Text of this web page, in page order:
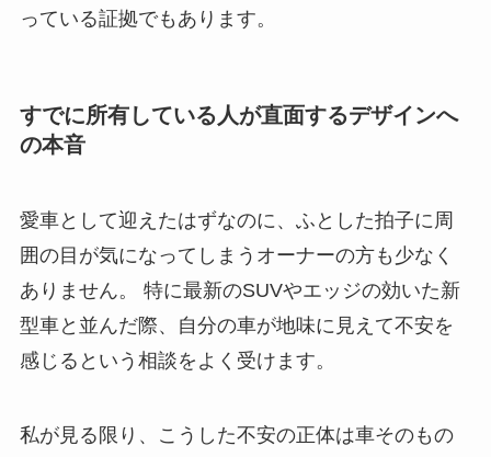
っている証拠でもあります。
すでに所有している人が直面するデザインへ
の本音
愛車として迎えたはずなのに、ふとした拍子に周
囲の目が気になってしまうオーナーの方も少なく
ありません。 特に最新のSUVやエッジの効いた新
型車と並んだ際、自分の車が地味に見えて不安を
感じるという相談をよく受けます。
私が見る限り、こうした不安の正体は車そのもの